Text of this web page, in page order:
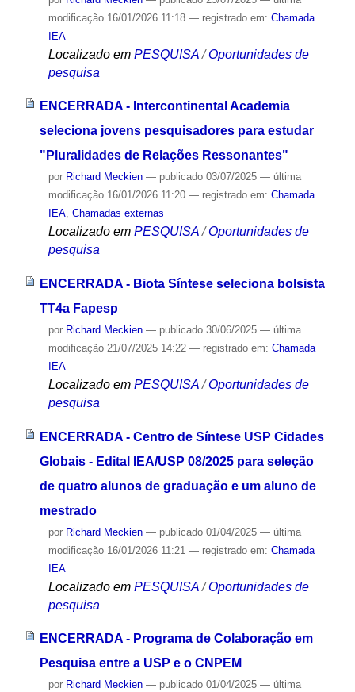
modificação16/01/2026 11:18 — registrado em: Chamada
IEA
Localizado em PESQUISA /Oportunidades de
pesquisa
ENCERRADA - Intercontinental Academia
seleciona jovens pesquisadores para estudar
"Pluralidades de Relações Ressonantes"
por Richard Meckien — publicado03/07/2025 — última
modificação16/01/2026 11:20 — registrado em: Chamada
IEA, Chamadas externas
Localizado em PESQUISA /Oportunidades de
pesquisa
ENCERRADA - Biota Síntese seleciona bolsista
TT4a Fapesp
por Richard Meckien — publicado30/06/2025 — última
modificação21/07/2025 14:22 — registrado em: Chamada
IEA
Localizado em PESQUISA /Oportunidades de
pesquisa
ENCERRADA - Centro de Síntese USP Cidades
Globais - Edital IEA/USP 08/2025 para seleção
de quatro alunos de graduação e um aluno de
mestrado
por Richard Meckien — publicado01/04/2025 — última
modificação16/01/2026 11:21 — registrado em: Chamada
IEA
Localizado em PESQUISA /Oportunidades de
pesquisa
ENCERRADA - Programa de Colaboração em
Pesquisa entre a USP e o CNPEM
por Richard Meckien — publicado01/04/2025 — última